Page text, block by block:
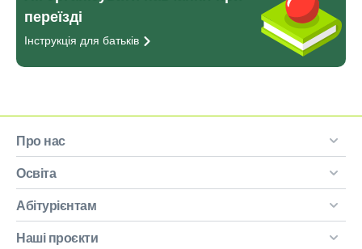
переїзді
Інструкція для батьків
Про нас
Освіта
Абітурієнтам
Наші проєкти